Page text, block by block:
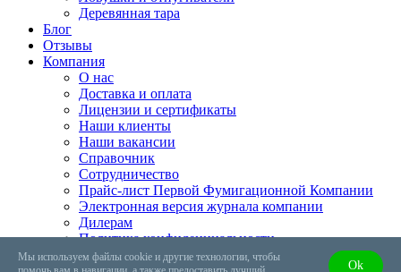
Деревянная тара
Блог
Отзывы
Компания
О нас
Доставка и оплата
Лицензии и сертификаты
Наши клиенты
Наши вакансии
Справочник
Сотрудничество
Прайс-лист Первой Фумигационной Компании
Электронная версия журнала компании
Дилерам
Политика конфиденциальности
Словарь терминов
Оk
Мы используем файлы cookie и другие технологии, чтобы